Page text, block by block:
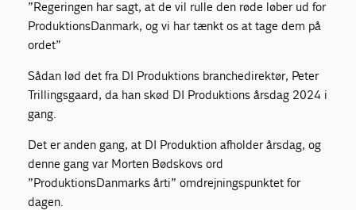
”Regeringen har sagt, at de vil rulle den røde løber ud for
ProduktionsDanmark, og vi har tænkt os at tage dem på
ordet”
Sådan lød det fra DI Produktions branchedirektør, Peter
Trillingsgaard, da han skød DI Produktions årsdag 2024 i
gang.
Det er anden gang, at DI Produktion afholder årsdag, og
denne gang var Morten Bødskovs ord
”ProduktionsDanmarks årti” omdrejningspunktet for
dagen.